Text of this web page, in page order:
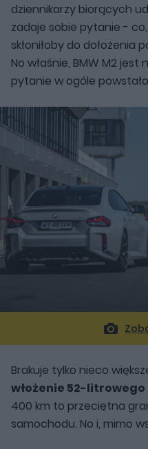
dziennikarzy biorących
zadaje sobie pytanie -
skłoniłoby do dołożenia
No właśnie, BMW M2
pytanie w ogóle
Brakuje tylko nieco
włożenie 52-
400 km to przeciętna
samochodu. No i, mimo